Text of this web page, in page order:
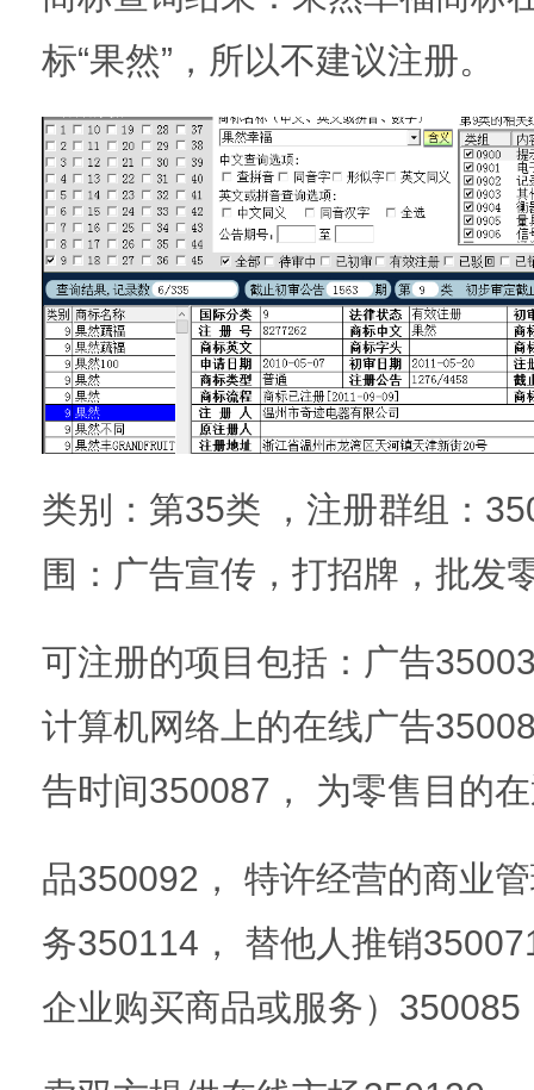
标“果然”，所以不建议注册。
类别：第35类 ，注册群组：
围：广告宣传，打招牌，批发
可注册的项目包括：广告
计算机网络上的在线广告
告时间350087， 为零售目的
品350092， 特许经营的商业
务350114， 替他人推销
企业购买商品或服务）